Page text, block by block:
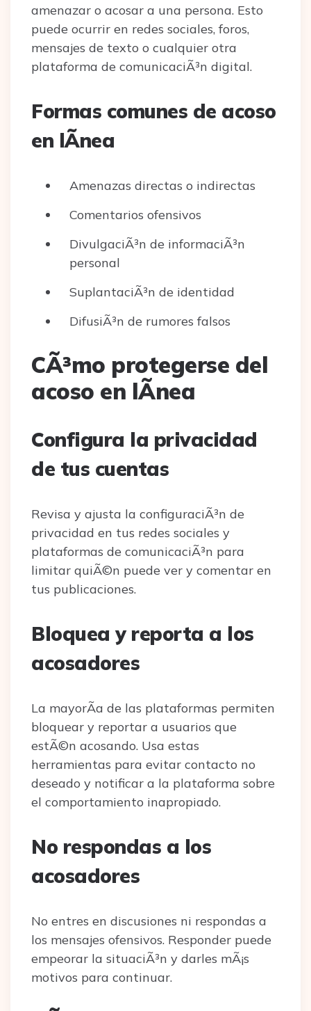
amenazar o acosar a una persona. Esto
puede ocurrir en redes sociales, foros,
mensajes de texto o cualquier otra
plataforma de comunicaciÃ³n digital.
Formas comunes de acoso
en lÃ­nea
Amenazas directas o indirectas
Comentarios ofensivos
DivulgaciÃ³n de informaciÃ³n
personal
SuplantaciÃ³n de identidad
DifusiÃ³n de rumores falsos
CÃ³mo protegerse del
acoso en lÃ­nea
Configura la privacidad
de tus cuentas
Revisa y ajusta la configuraciÃ³n de
privacidad en tus redes sociales y
plataformas de comunicaciÃ³n para
limitar quiÃ©n puede ver y comentar en
tus publicaciones.
Bloquea y reporta a los
acosadores
La mayorÃ­a de las plataformas permiten
bloquear y reportar a usuarios que
estÃ©n acosando. Usa estas
herramientas para evitar contacto no
deseado y notificar a la plataforma sobre
el comportamiento inapropiado.
No respondas a los
acosadores
No entres en discusiones ni respondas a
los mensajes ofensivos. Responder puede
empeorar la situaciÃ³n y darles mÃ¡s
motivos para continuar.